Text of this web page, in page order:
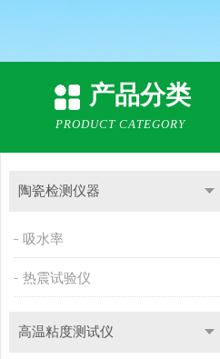
产品分类
PRODUCT CATEGORY
陶瓷检测仪器
吸水率
热震试验仪
高温粘度测试仪